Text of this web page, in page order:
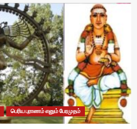
பெரிய புராணம் எனும் பேரமுதம்